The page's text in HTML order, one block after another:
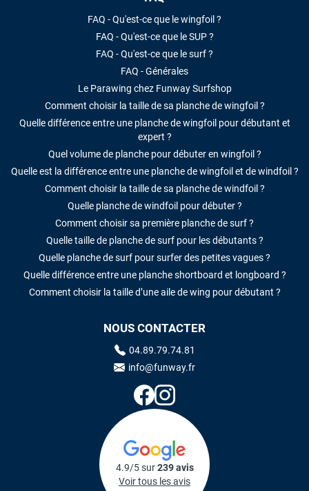
FAQ - Qu'est-ce que le wingfoil ?
FAQ - Qu'est-ce que le SUP ?
FAQ - Qu'est-ce que le surf ?
FAQ - Générales
Le Parawing chez Funway Surfshop
Comment choisir la taille de sa planche de wingfoil ?
Quelle différence entre une planche de wingfoil pour débutant et
expert ?
Quel volume de planche pour débuter en wingfoil ?
Quelle est la différence entre une planche de wingfoil et de windfoil ?
Comment choisir la taille de sa planche de windfoil ?
Quelle planche de windfoil pour débuter ?
Comment choisir sa première planche de surf ?
Quelle taille de planche de surf pour les débutants ?
Quelle planche de surf pour surfer des petites vagues ?
Quelle différence entre une planche shortboard et longboard ?
Comment choisir la taille d’une aile de wing pour débutant ?
NOUS CONTACTER
04.89.79.74.81
info@funway.fr
4.9/5 sur239 avis
Voir tous les avis